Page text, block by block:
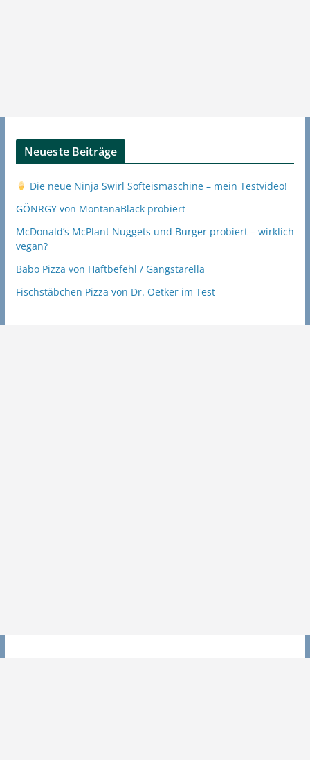
Neueste Beiträge
Die neue Ninja Swirl Softeismaschine – mein Testvideo!
GÖNRGY von MontanaBlack probiert
McDonald’s McPlant Nuggets und Burger probiert – wirklich
vegan?
Babo Pizza von Haftbefehl / Gangstarella
Fischstäbchen Pizza von Dr. Oetker im Test